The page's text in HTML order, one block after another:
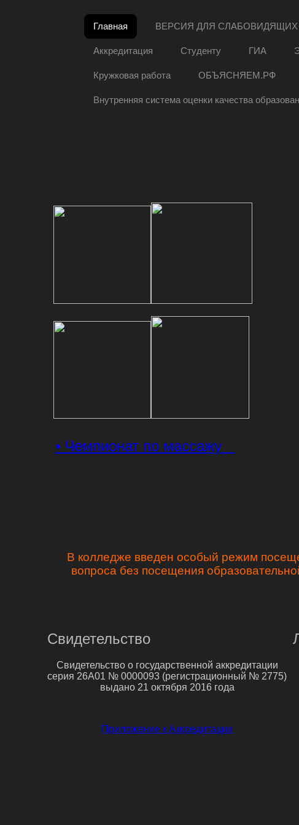
Главная ВЕРСИЯ ДЛЯ СЛАБОВИДЯЩИХ
Аккредитация Студенту ГИА
Кружковая работа ОБЪЯСНЯЕМ.РФ
Внутренняя система оценки качества
• Чемпионат по массажу
В колледже введен особый режим
вопроса без посещения
Свидетельство
Свидетельство о государственной аккредитации
серия 26А01 № 0000093 (регистрационный № 2775)
выдано 21 октября 2016 года
Приложение к Аккредитации